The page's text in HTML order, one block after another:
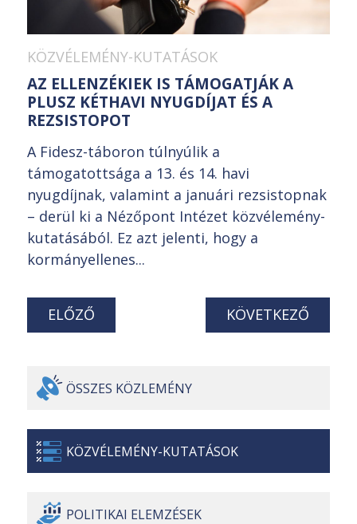
KÖZVÉLEMÉNY-KUTATÁSOK
AZ ELLENZÉKIEK IS TÁMOGATJÁK A
PLUSZ KÉTHAVI NYUGDÍJAT ÉS A
REZSISTOPOT
A Fidesz-táboron túlnyúlik a
támogatottsága a 13. és 14. havi
nyugdíjnak, valamint a januári rezsistopnak
– derül ki a Nézőpont Intézet közvélemény-
kutatásából. Ez azt jelenti, hogy a
kormányellenes...
ELŐZŐ KÖVETKEZŐ
ÖSSZES KÖZLEMÉNY
KÖZVÉLEMÉNY-KUTATÁSOK
POLITIKAI ELEMZÉSEK